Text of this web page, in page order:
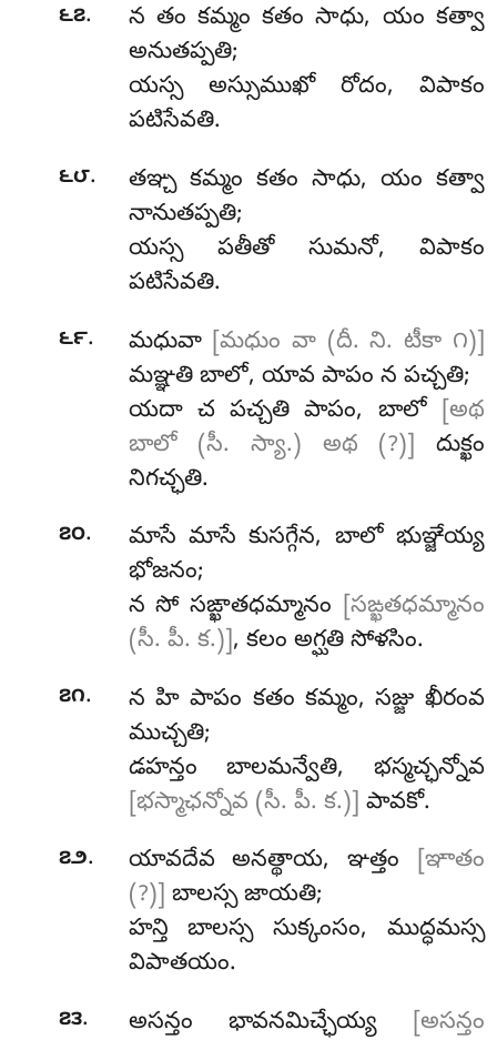
౬౭. న తం కమ్మం కతం సాధు, యం కత్వా
అనుతప్పతి;
యస్స అస్సుముఖో రోదం, విపాకం
పటిసేవతి.
౬౮. తఞ్చ కమ్మం కతం సాధు, యం కత్వా
నానుతప్పతి;
యస్స పతీతో సుమనో, విపాకం
పటిసేవతి.
౬౯. మధువా [మధుం వా (దీ. ని. టీకా ౧)]
మఞ్ఞతి బాలో, యావ పాపం న పచ్చతి;
యదా చ పచ్చతి పాపం, బాలో
[అథ
బాలో (సీ. స్యా.) అథ (?)]
దుక్ఖం
నిగచ్ఛతి.
౭౦.
మాసే మాసే కుసగ్గేన, బాలో భుఞ్జేయ్య
భోజనం;
న సో సఙ్ఖాతధమ్మానం
[సఙ్ఖతధమ్మానం
(సీ. పీ. క.)] , కలం అగ్ఘతి సోళసిం.
౭౧.
న హి పాపం కతం కమ్మం, సజ్జు ఖీరంవ
ముచ్చతి;
డహన్తం బాలమన్వేతి, భస్మచ్ఛన్నోవ
[భస్మాఛన్నోవ (సీ. పీ. క.)] పావకో.
౭౨. యావదేవ అనత్థాయ, ఞత్తం
[ఞాతం
(?)] బాలస్స జాయతి;
హన్తి బాలస్స సుక్కంసం, ముద్ధమస్స
విపాతయం.
౭౩. అసన్తం భావనమిచ్ఛేయ్య
[అసన్తం